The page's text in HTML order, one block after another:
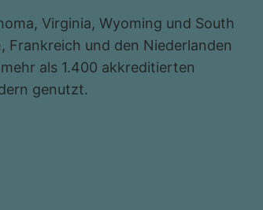
Virginia, Wyoming und South
Frankreich und den Niederlanden
als 1.400 akkreditierten
genutzt.